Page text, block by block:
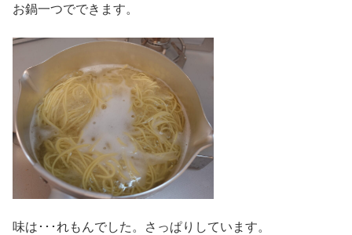
お鍋一つでできます。
味は･･･れもんでした。さっぱりしています。